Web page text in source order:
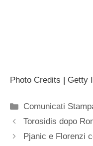
Photo Credits | Getty
Categorie
Comunicati
Torosidis dopo
Pjanic e Florenzi